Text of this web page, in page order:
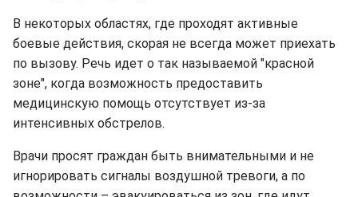
В некоторых областях, где проходят активные
боевые действия, скорая не всегда может приехать
по вызову. Речь идет о так называемой "красной
зоне", когда возможность предоставить
медицинскую помощь отсутствует из-за
интенсивных обстрелов.
Врачи просят граждан быть внимательными и не
игнорировать сигналы воздушной тревоги, а по